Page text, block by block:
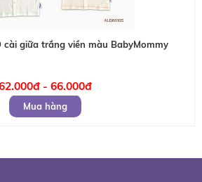
cài giữa trắng viền màu BabyMommy
- 66.000đ
Mua hàng